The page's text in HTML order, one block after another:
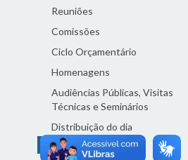
Reuniões
Comissões
Ciclo Orçamentário
Homenagens
Audiências Públicas, Visitas
Técnicas e Seminários
Distribuição do dia
Comunicação